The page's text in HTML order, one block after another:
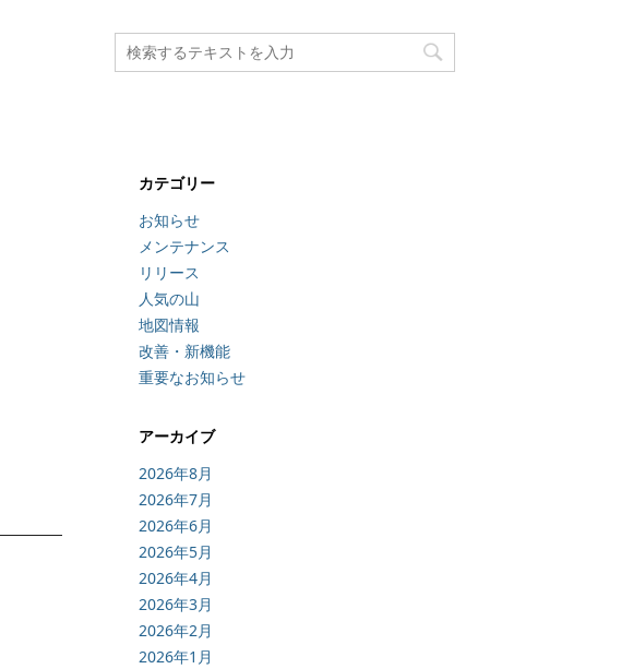
カテゴリー
お知らせ
メンテナンス
リリース
人気の山
地図情報
改善・新機能
重要なお知らせ
アーカイブ
2026年8月
2026年7月
2026年6月
2026年5月
2026年4月
2026年3月
2026年2月
2026年1月